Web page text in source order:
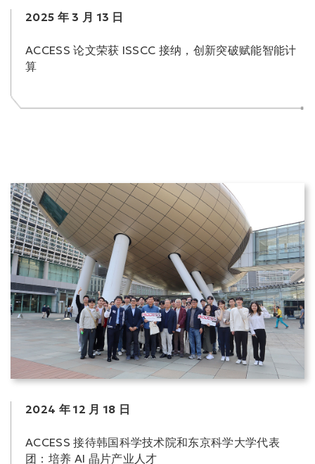
2025 年 3 月 13 日
ACCESS 论文荣获 ISSCC 接纳，创新突破赋能智能计
算
2024 年 12 月 18 日
ACCESS 接待韩国科学技术院和东京科学大学代表
团：培养 AI 晶片产业人才